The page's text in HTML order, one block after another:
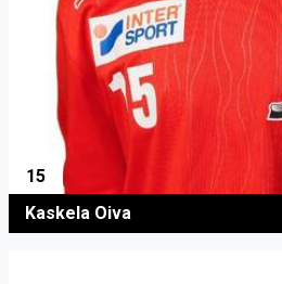
15
Kaskela Oiva